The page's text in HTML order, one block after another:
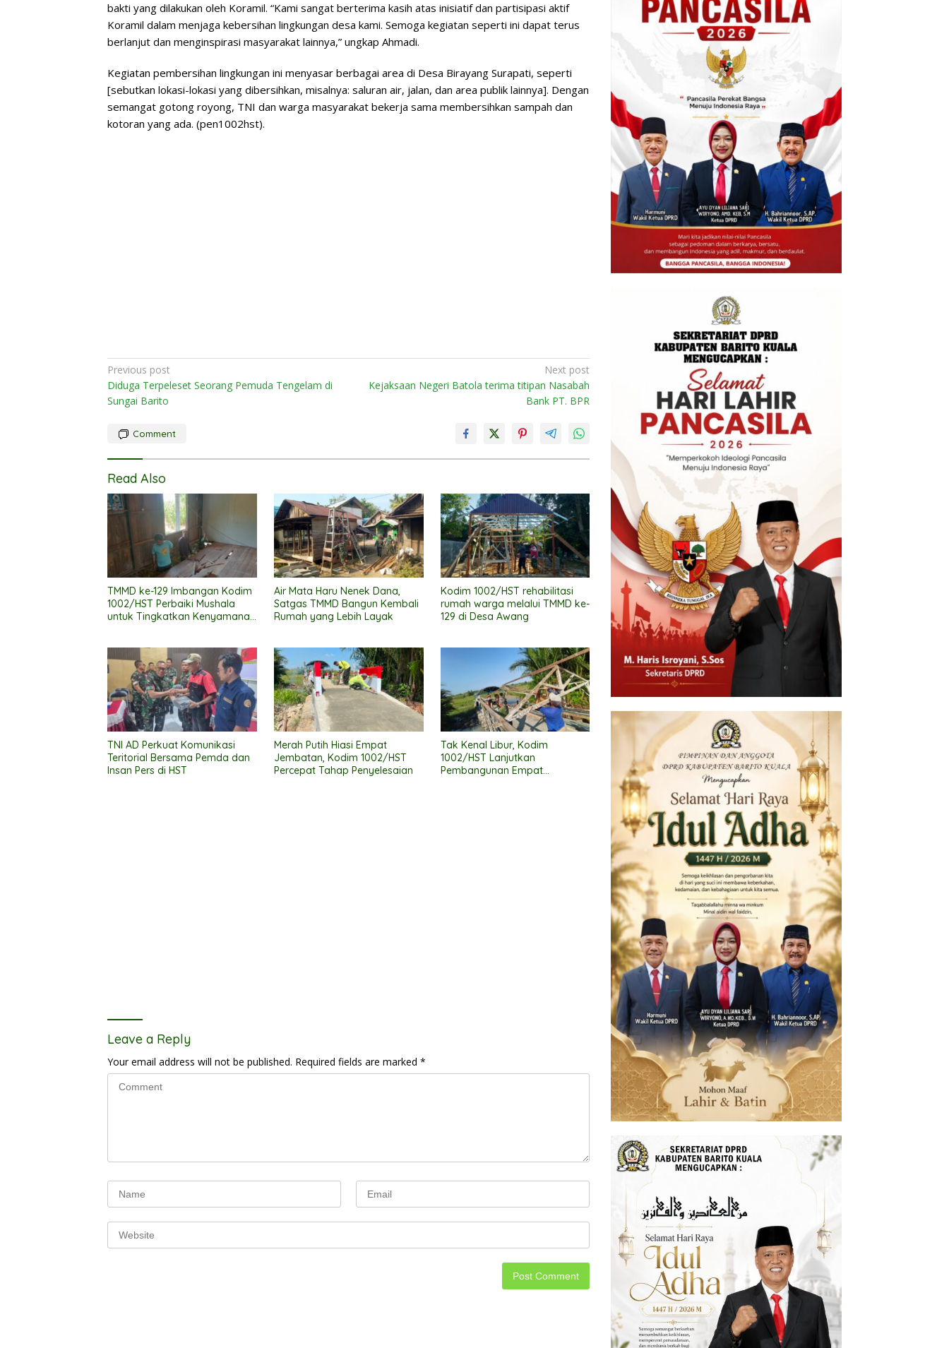
bakti yang dilakukan oleh Koramil. “Kami sangat berterima kasih atas inisiatif dan partisipasi aktif
Koramil dalam menjaga kebersihan lingkungan desa kami. Semoga kegiatan seperti ini dapat terus
berlanjut dan menginspirasi masyarakat lainnya,” ungkap Ahmadi.
Kegiatan pembersihan lingkungan ini menyasar berbagai area di Desa Birayang Surapati, seperti
[sebutkan lokasi-lokasi yang dibersihkan, misalnya: saluran air, jalan, dan area publik lainnya]. Dengan
semangat gotong royong, TNI dan warga masyarakat bekerja sama membersihkan sampah dan
kotoran yang ada. (pen1002hst).
Post
navigation
Previous post
Diduga Terpeleset Seorang Pemuda Tengelam di
Sungai Barito
Next post
Kejaksaan Negeri Batola terima titipan Nasabah
Bank PT. BPR
Comment
Read Also
TMMD ke-129 Imbangan Kodim
1002/HST Perbaiki Mushala
untuk Tingkatkan Kenyamanan
Air Mata Haru Nenek Dana,
Satgas TMMD Bangun Kembali
Rumah yang Lebih Layak
Kodim 1002/HST rehabilitasi
rumah warga melalui TMMD ke-
129 di Desa Awang
TNI AD Perkuat Komunikasi
Teritorial Bersama Pemda dan
Insan Pers di HST
Merah Putih Hiasi Empat
Jembatan, Kodim 1002/HST
Percepat Tahap Penyelesaian
Tak Kenal Libur, Kodim
1002/HST Lanjutkan
Pembangunan Empat
Leave a Reply
Your email address will not be published. Required fields are marked *